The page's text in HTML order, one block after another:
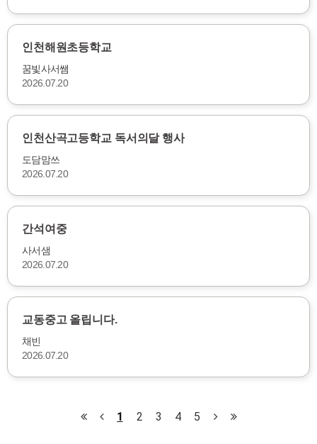
인천해원초등학교
꿈빛사서쌤
2026.07.20
인천산곡고등학교 독서의달 행사
도담맘쓰
2026.07.20
간석여중
사서샘
2026.07.20
교동중고 올립니다.
채빈
2026.07.20
1 2 3 4 5